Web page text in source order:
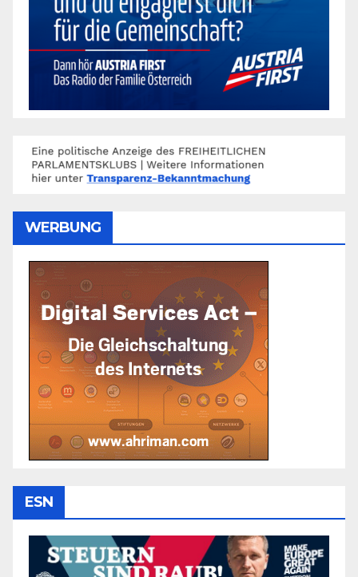
WERBUNG
ESN